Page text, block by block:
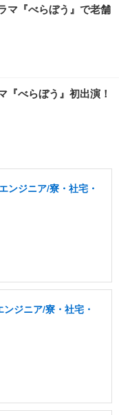
マ『べらぼう』で老舗
『べらぼう』初出演！
ンジニア/寮・社宅・
ジニア/寮・社宅・